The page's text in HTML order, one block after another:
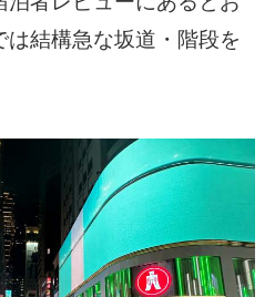
は結構急な坂道・階段を